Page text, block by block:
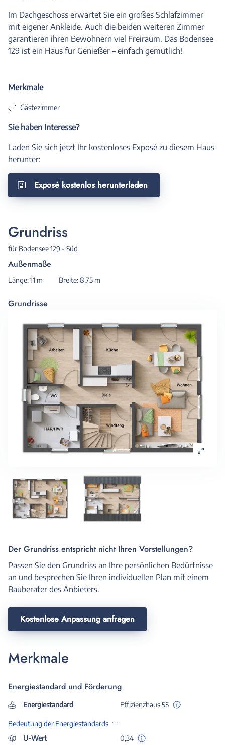
Im Dachgeschoss erwartet Sie ein großes Schlafzimmer
mit eigener Ankleide. Auch die beiden weiteren Zimmer
garantieren ihren Bewohnern viel Freiraum. Das Bodensee
129 ist ein Haus für Genießer – einfach gemütlich!
Merkmale
Gästezimmer
Sie haben Interesse?
Laden Sie sich jetzt Ihr kostenloses Exposé zu diesem Haus
herunter:
Exposé kostenlos herunterladen
Grundriss
für Bodensee 129 - Süd
Außenmaße
Länge: 11 m Breite: 8,75 m
Grundrisse
Der Grundriss entspricht nicht Ihren Vorstellungen?
Passen Sie den Grundriss an Ihre persönlichen Bedürfnisse
an und besprechen Sie Ihren individuellen Plan mit einem
Bauberater des Anbieters.
Kostenlose Anpassung anfragen
Merkmale
Energiestandard und Förderung
Energiestandard Effizienzhaus 55
Bedeutung der Energiestandards
U-Wert
0,34